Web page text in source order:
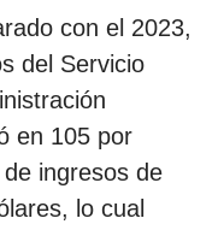
con el 2023,
del Servicio
en 105 por
ingresos de
lo cual